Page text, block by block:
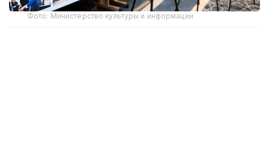
Фото: Министерство культуры и информации